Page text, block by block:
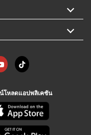
โหลดแอปพลิเคชัน